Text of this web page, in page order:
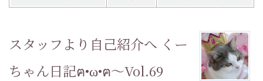
スタッフより自己紹介へ くー
ちゃん日記ฅ•ω•ฅ～Vol.69